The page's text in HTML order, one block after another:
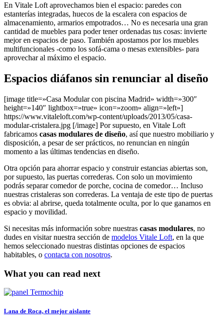
En Vitale Loft aprovechamos bien el espacio: paredes con
estanterías integradas, huecos de la escalera con espacios de
almacenamiento, armarios empotrados… No es necesaria una gran
cantidad de muebles para poder tener ordenadas tus cosas: invierte
mejor en espacios de paso. También apostamos por los muebles
multifuncionales -como los sofá-cama o mesas extensibles- para
aprovechar al máximo el espacio.
Espacios diáfanos sin renunciar al diseño
[image title=»Casa Modular con piscina Madrid» width=»300″
height=»140″ lightbox=»true» icon=»zoom» align=»left»]
https://www.vitaleloft.com/wp-content/uploads/2013/05/casa-
modular-cristalera.jpg [/image] Por supuesto, en Vitale Loft
fabricamos casas modulares de diseño, así que nuestro mobiliario y
disposición, a pesar de ser prácticos, no renuncian en ningún
momento a las últimas tendencias en diseño.
Otra opción para ahorrar espacio y construir estancias abiertas son,
por supuesto, las puertas correderas. Con solo un movimiento
podrás separar comedor de porche, cocina de comedor… Incluso
nuestras cristaleras son correderas. La ventaja de este tipo de puertas
es obvia: al abrirse, queda totalmente oculta, por lo que ganamos en
espacio y movilidad.
Si necesitas más información sobre nuestras casas modulares, no
dudes en visitar nuestra sección de modelos Vitale Loft, en la que
hemos seleccionado nuestras distintas opciones de espacios
habitables, o contacta con nosotros.
What you can read next
Lana de Roca, el mejor aislante